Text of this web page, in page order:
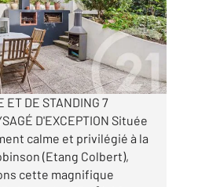
€
ET DE STANDING 7
D'EXCEPTION Située
calme et privilégié à la
(Etang Colbert),
cette magnifique